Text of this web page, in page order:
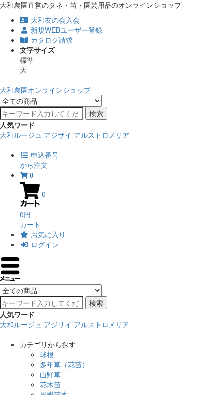
大和農園直営のタネ・苗・園芸用品のオンラインショップ
大和友の会入会
新規WEBユーザー登録
カタログ請求
文字サイズ
標準
大
大和農園オンラインショップ
検索
人気ワード
大和ルージュ アジサイ アルストロメリア
申込番号
から注文
0
0
0円
カート
お気に入り
ログイン
検索
人気ワード
大和ルージュ アジサイ アルストロメリア
カテゴリから探す
球根
多年草（花苗）
山野草
花木苗